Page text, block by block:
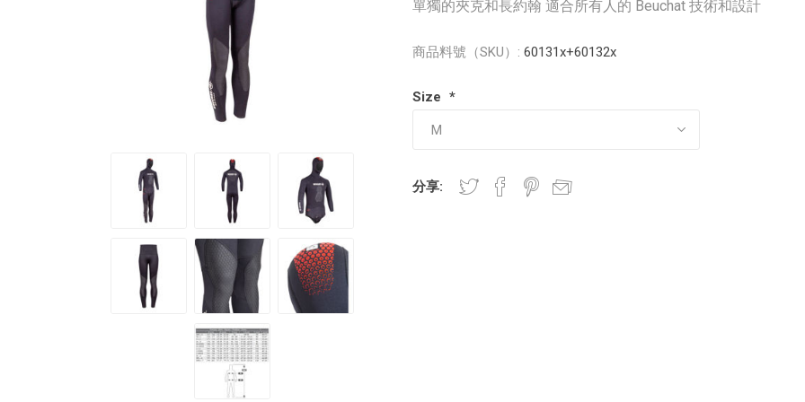
單獨的夾克和長約翰 適合所有人的 Beuchat 技術和設計
商品料號（SKU）: 60131x+60132x
Size *
分享: